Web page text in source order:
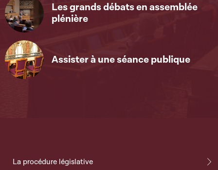
Les grands débats en assemblée
plénière
Assister à une séance publique
La procédure législative